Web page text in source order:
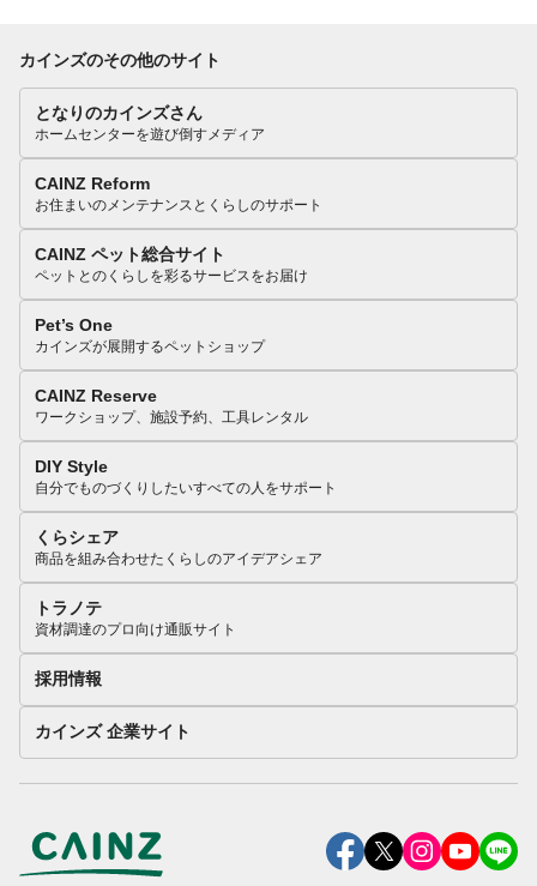
カインズのその他のサイト
となりのカインズさん
ホームセンターを遊び倒すメディア
CAINZ Reform
お住まいのメンテナンスとくらしのサポート
CAINZ ペット総合サイト
ペットとのくらしを彩るサービスをお届け
Pet’s One
カインズが展開するペットショップ
CAINZ Reserve
ワークショップ、施設予約、工具レンタル
DIY Style
自分でものづくりしたいすべての人をサポート
くらシェア
商品を組み合わせたくらしのアイデアシェア
トラノテ
資材調達のプロ向け通販サイト
採用情報
カインズ 企業サイト